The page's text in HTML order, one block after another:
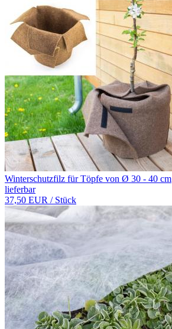
Winterschutzfilz für Töpfe von Ø 30 - 40 cm
lieferbar
37,50 EUR / Stück